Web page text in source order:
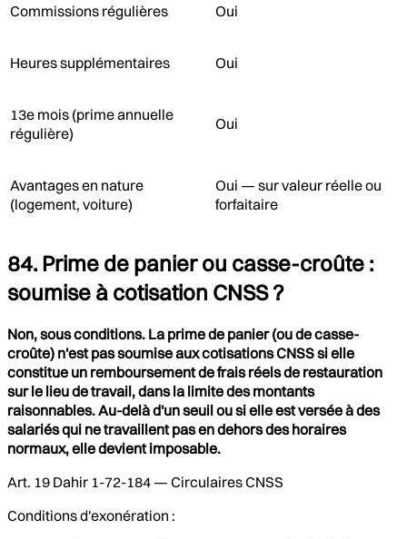
Commissions régulières Oui
Heures supplémentaires Oui
13e mois (prime annuelle
régulière)
Oui
Avantages en nature
(logement, voiture)
Oui — sur valeur réelle ou
forfaitaire
84. Prime de panier ou casse-croûte :
soumise à cotisation CNSS ?
Non, sous conditions. La prime de panier (ou de casse-
croûte) n'est pas soumise aux cotisations CNSS si elle
constitue un remboursement de frais réels de restauration
sur le lieu de travail, dans la limite des montants
raisonnables. Au-delà d'un seuil ou si elle est versée à des
salariés qui ne travaillent pas en dehors des horaires
normaux, elle devient imposable.
Art. 19 Dahir 1-72-184 — Circulaires CNSS
Conditions d'exonération :